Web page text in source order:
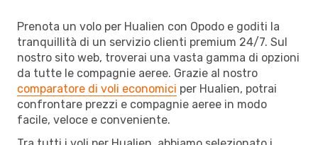
Prenota un volo per Hualien con Opodo e goditi la
tranquillità di un servizio clienti premium 24/7. Sul
nostro sito web, troverai una vasta gamma di opzioni
da tutte le compagnie aeree. Grazie al nostro
comparatore di voli economici per Hualien, potrai
confrontare prezzi e compagnie aeree in modo
facile, veloce e conveniente.